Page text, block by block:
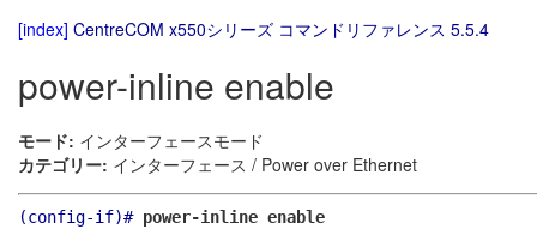
[index] CentreCOM x550シリーズ コマンドリファレンス 5.5.4
power-inline enable
モード: インターフェースモード
カテゴリー: インターフェース / Power over Ethernet
(config-if)# power-inline enable